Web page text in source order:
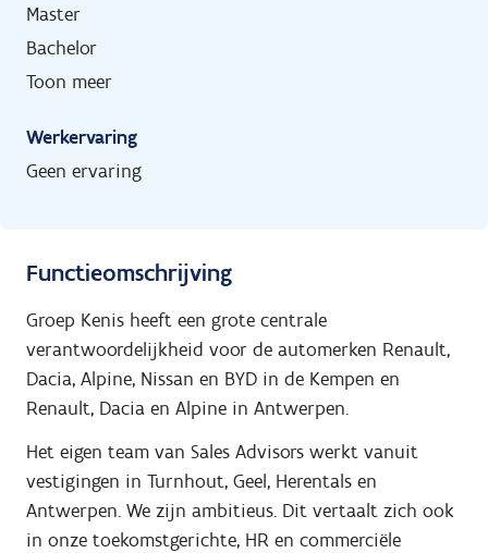
Master
Bachelor
Toon meer
Werkervaring
Geen ervaring
Functieomschrijving
Groep Kenis heeft een grote centrale
verantwoordelijkheid voor de automerken Renault,
Dacia, Alpine, Nissan en BYD in de Kempen en
Renault, Dacia en Alpine in Antwerpen.
Het eigen team van Sales Advisors werkt vanuit
vestigingen in Turnhout, Geel, Herentals en
Antwerpen. We zijn ambitieus. Dit vertaalt zich ook
in onze toekomstgerichte, HR en commerciële